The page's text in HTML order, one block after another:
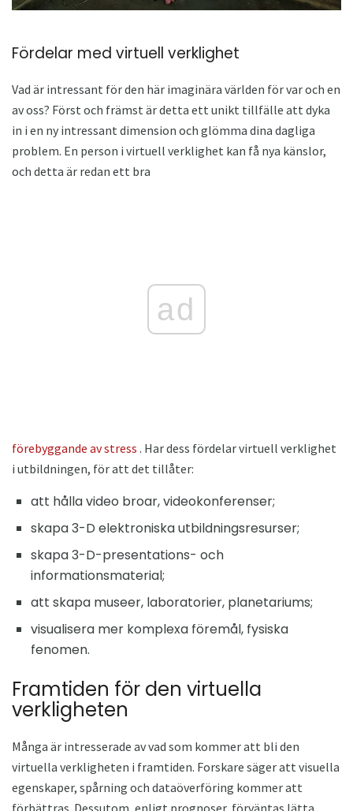
Fördelar med virtuell verklighet
Vad är intressant för den här imaginära världen för var och en
av oss? Först och främst är detta ett unikt tillfälle att dyka
in i en ny intressant dimension och glömma dina dagliga
problem. En person i virtuell verklighet kan få nya känslor,
och detta är redan ett bra
ad
förebyggande av stress . Har dess fördelar virtuell verklighet
i utbildningen, för att det tillåter:
att hålla video broar, videokonferenser;
skapa 3-D elektroniska utbildningsresurser;
skapa 3-D-presentations- och
informationsmaterial;
att skapa museer, laboratorier, planetariums;
visualisera mer komplexa föremål, fysiska
fenomen.
Framtiden för den virtuella
verkligheten
Många är intresserade av vad som kommer att bli den
virtuella verkligheten i framtiden. Forskare säger att visuella
egenskaper, spårning och dataöverföring kommer att
förbättras. Dessutom, enligt prognoser, förväntas lätta